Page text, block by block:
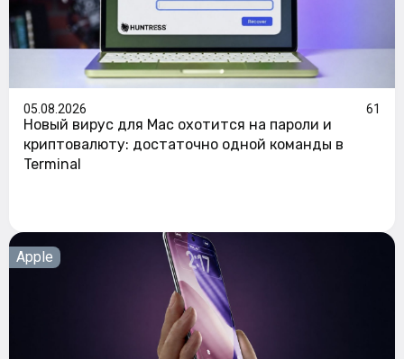
05.08.2026 61
Новый вирус для Mac охотится на пароли и
криптовалюту: достаточно одной команды в
Terminal
Apple